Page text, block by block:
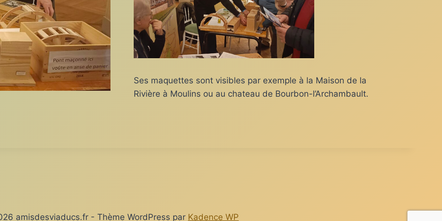
Ses maquettes sont visibles par exemple à la Maison de la
Rivière à Moulins ou au chateau de Bourbon-l’Archambault.
amisdesviaducs.fr - Thème WordPress par Kadence WP